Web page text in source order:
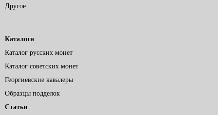
Другое
Каталоги
Каталог русских монет
Каталог советских монет
Георгиевские кавалеры
Образцы подделок
Статьи